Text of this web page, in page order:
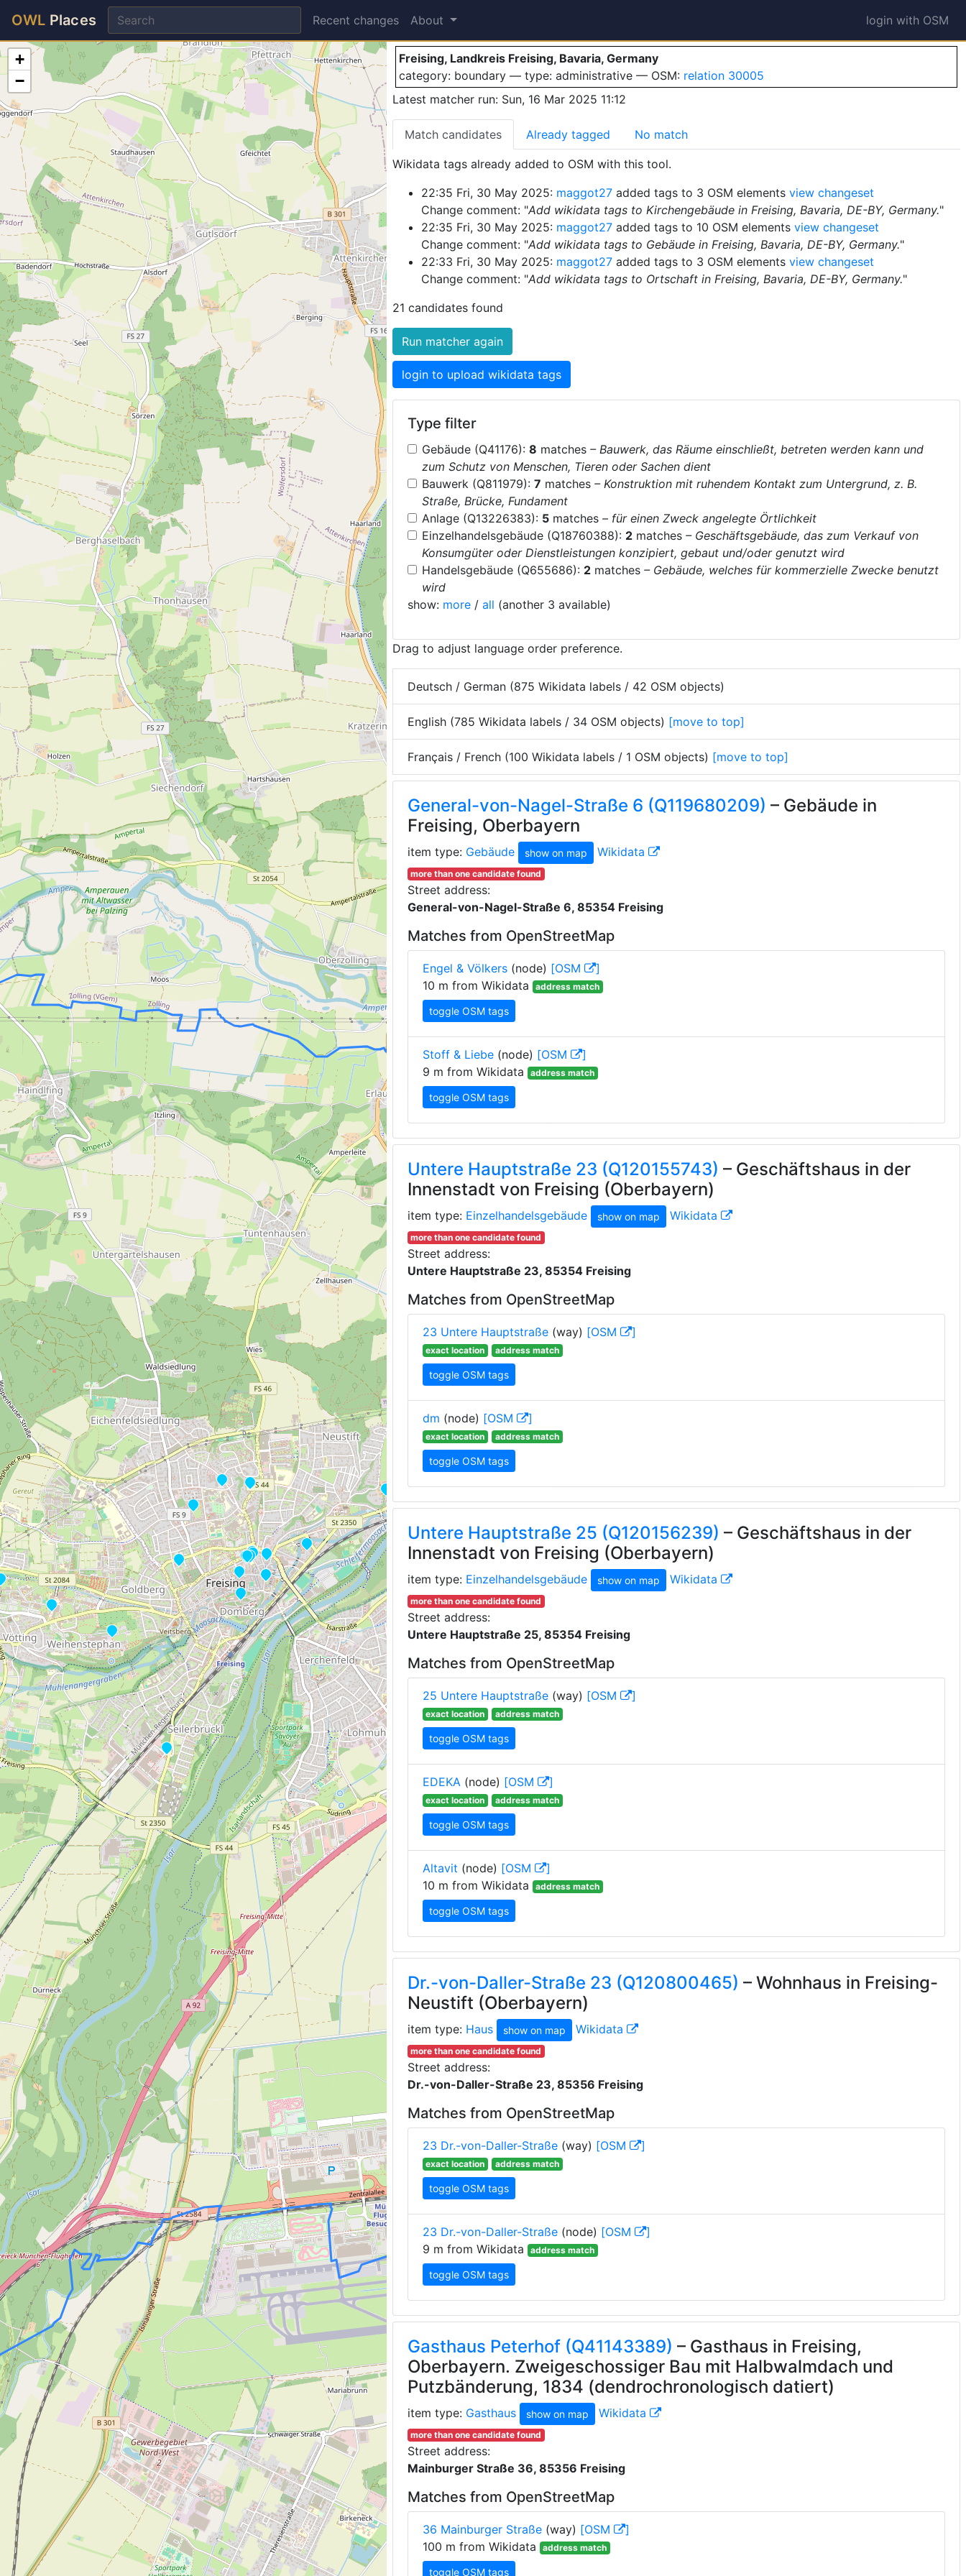
OWL Places Recent changes About login with OSM
Freising
Freising, Landkreis Freising, Bavaria, Germany
category: boundary — type: administrative — OSM: relation 30005
Latest matcher run: Sun, 16 Mar 2025 11:12
Match candidates Already tagged No match
Wikidata tags already added to OSM with this tool.
22:35 Fri, 30 May 2025: maggot27added tags to 3 OSM elements view changeset
Change comment: "Add wikidata tags to Kirchengebäude in Freising, Bavaria, DE-BY, Germany."
22:35 Fri, 30 May 2025: maggot27added tags to 10 OSM elements view changeset
Change comment: "Add wikidata tags to Gebäude in Freising, Bavaria, DE-BY, Germany."
22:33 Fri, 30 May 2025: maggot27added tags to 3 OSM elements view changeset
Change comment: "Add wikidata tags to Ortschaft in Freising, Bavaria, DE-BY, Germany."
21 candidates found
Run matcher again
login to upload wikidata tags
Type filter
Gebäude (Q41176): 8 matches – Bauwerk, das Räume einschließt, betreten werden kann und
zum Schutz von Menschen, Tieren oder Sachen dient
Bauwerk (Q811979): 7 matches – Konstruktion mit ruhendem Kontakt zum Untergrund, z. B.
Straße, Brücke, Fundament
Anlage (Q13226383): 5matches – für einen Zweck angelegte Örtlichkeit
Einzelhandelsgebäude (Q18760388): 2matches – Geschäftsgebäude, das zum Verkauf von
Konsumgüter oder Dienstleistungen konzipiert, gebaut und/oder genutzt wird
Handelsgebäude (Q655686): 2matches – Gebäude, welches für kommerzielle Zwecke benutzt
wird
show: more/ all (another 3 available)
Drag to adjust language order preference.
Deutsch / German (875 Wikidata labels / 42 OSM objects)
English (785 Wikidata labels / 34 OSM objects) [move to top]
Français / French (100 Wikidata labels / 1 OSM objects) [move to top]
General-von-Nagel-Straße 6 (Q119680209) – Gebäude in
Freising, Oberbayern
item type: Gebäude show on map Wikidata
more than one candidate found
Street address:
General-von-Nagel-Straße 6, 85354 Freising
Matches from OpenStreetMap
Engel & Völkers(node) [OSM
]
10 m from Wikidata
address match
toggle OSM tags
Stoff & Liebe(node) [OSM
]
9 m from Wikidata
address match
toggle OSM tags
Untere Hauptstraße 23 (Q120155743) – Geschäftshaus in der
Innenstadt von Freising (Oberbayern)
item type: Einzelhandelsgebäude show on map Wikidata
more than one candidate found
Street address:
Untere Hauptstraße 23, 85354 Freising
Matches from OpenStreetMap
23 Untere Hauptstraße(way) [OSM ]
exact location address match
toggle OSM tags
dm (node) [OSM ]
exact location address match
toggle OSM tags
Untere Hauptstraße 25 (Q120156239) – Geschäftshaus in der
Innenstadt von Freising (Oberbayern)
item type: Einzelhandelsgebäude show on map Wikidata
more than one candidate found
Street address:
Untere Hauptstraße 25, 85354 Freising
Matches from OpenStreetMap
25 Untere Hauptstraße(way) [OSM ]
exact location address match
toggle OSM tags
EDEKA(node) [OSM ]
exact location address match
toggle OSM tags
Altavit (node) [OSM
]
10 m from Wikidata
address match
toggle OSM tags
Dr.-von-Daller-Straße 23 (Q120800465) – Wohnhaus in Freising-
Neustift (Oberbayern)
item type: Haus show on map Wikidata
more than one candidate found
Street address:
Dr.-von-Daller-Straße 23, 85356 Freising
Matches from OpenStreetMap
23 Dr.-von-Daller-Straße(way) [OSM ]
exact location address match
toggle OSM tags
23 Dr.-von-Daller-Straße(node) [OSM
]
9 m from Wikidata
address match
toggle OSM tags
Gasthaus Peterhof (Q41143389) – Gasthaus in Freising,
Oberbayern. Zweigeschossiger Bau mit Halbwalmdach und
Putzbänderung, 1834 (dendrochronologisch datiert)
item type: Gasthaus show on map Wikidata
more than one candidate found
Street address:
Mainburger Straße 36, 85356 Freising
Matches from OpenStreetMap
36 Mainburger Straße(way) [OSM
]
100 m from Wikidata
address match
toggle OSM tags
+
−